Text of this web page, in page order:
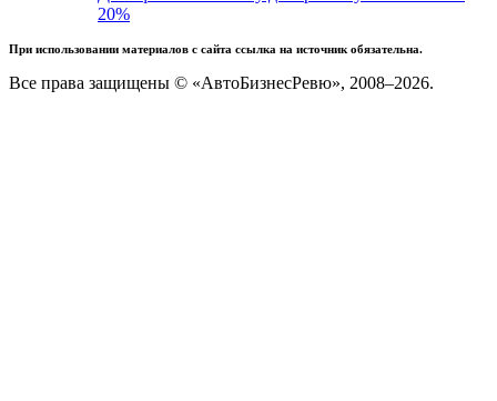
20%
При использовании материалов с сайта ссылка на источник обязательна.
Все права защищены © «АвтоБизнесРевю», 2008–2026.